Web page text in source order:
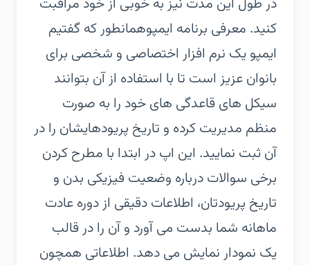
کنید. معرفی برنامه ایمپوهمانطور که گفتیم
ایمپو یک نرم افزار اختصاصی و شخصی برای
بانوان عزیز است تا با استفاده از آن بتوانند
سیکل های قاعدگی های خود را به صورت
منظم مدیریت کرده و تاریخ پریودهایشان را در
آن ثبت نمایید. این اپ در ابتدا با مطرح کردن
برخی سوالات درباره وضعیت فیزیکی بدن و
تاریخ پریودتان، اطلاعات دقیقی از دوره عادت
ماهانه شما بدست می آورد و آن را در قالب
یک نمودار نمایش می دهد. اطلاعاتی همچون